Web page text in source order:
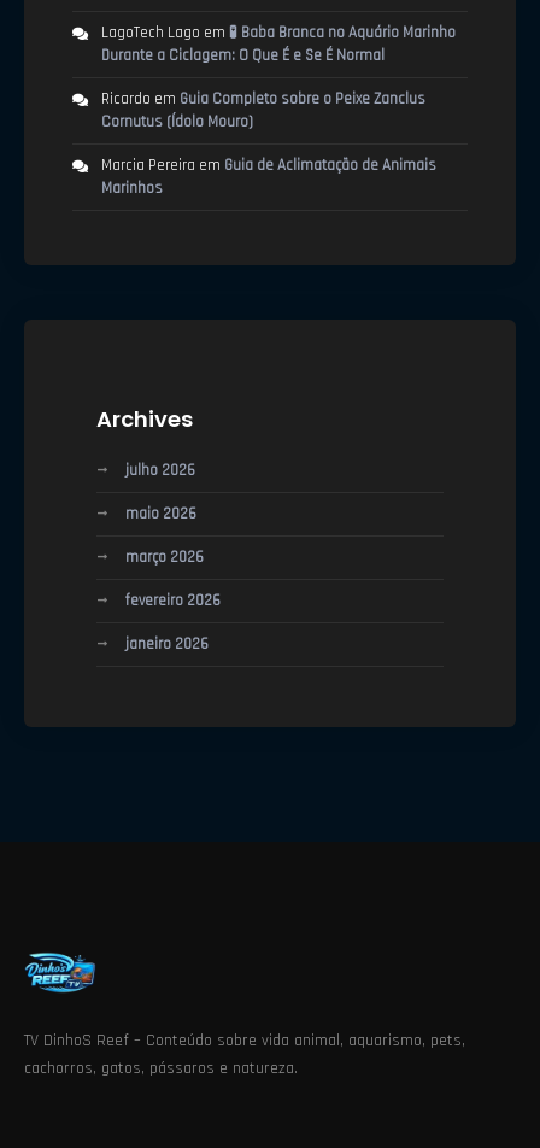
LagoTech Lago em 🧪 Baba Branca no Aquário Marinho
Durante a Ciclagem: O Que É e Se É Normal
Ricardo em Guia Completo sobre o Peixe Zanclus
Cornutus (Ídolo Mouro)
Marcia Pereira em Guia de Aclimatação de Animais
Marinhos
Archives
julho 2026
maio 2026
março 2026
fevereiro 2026
janeiro 2026
TV DinhoS Reef – Conteúdo sobre vida animal, aquarismo, pets,
cachorros, gatos, pássaros e natureza.